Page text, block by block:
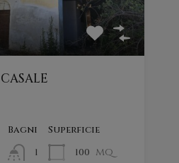
Bagni
1
Superficie
100 mq